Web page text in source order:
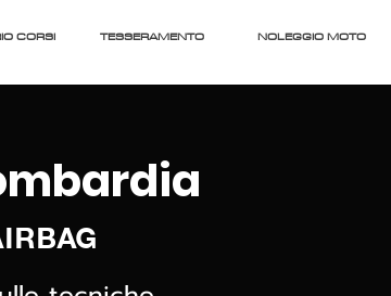
CORSI TESSERAMENTO NOLEGGIO MOTO